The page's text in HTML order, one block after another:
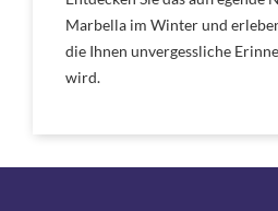
Marbella im Winter und
die Ihnen unvergessliche
wird.